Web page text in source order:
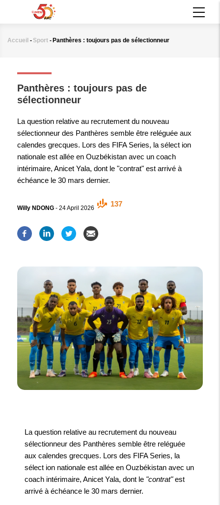
principal
Fil
Accueil - Sport - Panthères : toujours pas de sélectionneur
Panthères : toujours pas de
sélectionneur
La question relative au recrutement du nouveau
sélectionneur des Panthères semble être reléguée aux
calendes grecques. Lors des FIFA Series, la sélect ion
nationale est allée en Ouzbékistan avec un coach
intérimaire, Anicet Yala, dont le "contrat" est arrivé à
échéance le 30 mars dernier.
Willy NDONG - 24 April 2026
137
La question relative au recrutement du nouveau
sélectionneur des Panthères semble être reléguée
aux calendes grecques. Lors des FIFA Series, la
sélect ion nationale est allée en Ouzbékistan avec un
coach intérimaire, Anicet Yala, dont le "contrat"est
arrivé à échéance le 30 mars dernier.